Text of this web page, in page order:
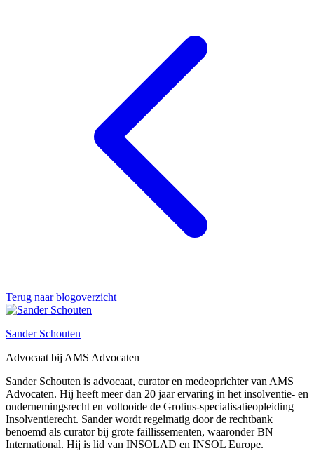
Terug naar blogoverzicht
Sander Schouten
Advocaat bij AMS Advocaten
Sander Schouten is advocaat, curator en medeoprichter van AMS
Advocaten. Hij heeft meer dan 20 jaar ervaring in het insolventie- en
ondernemingsrecht en voltooide de Grotius-specialisatieopleiding
Insolventierecht. Sander wordt regelmatig door de rechtbank
benoemd als curator bij grote faillissementen, waaronder BN
International. Hij is lid van INSOLAD en INSOL Europe.